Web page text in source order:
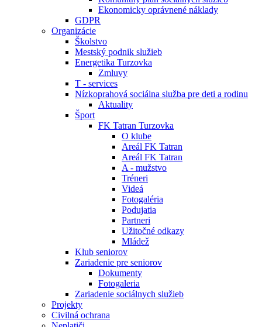
Ekonomicky oprávnené náklady
GDPR
Organizácie
Školstvo
Mestský podnik služieb
Energetika Turzovka
Zmluvy
T - services
Nízkoprahová sociálna služba pre deti a rodinu
Aktuality
Šport
FK Tatran Turzovka
O klube
Areál FK Tatran
Areál FK Tatran
A - mužstvo
Tréneri
Videá
Fotogaléria
Podujatia
Partneri
Užitočné odkazy
Mládež
Klub seniorov
Zariadenie pre seniorov
Dokumenty
Fotogaleria
Zariadenie sociálnych služieb
Projekty
Civilná ochrana